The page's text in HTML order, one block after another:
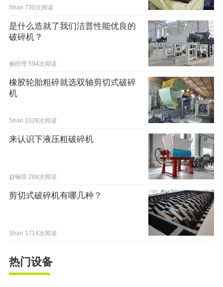
Shan 730次阅读
是什么造就了我们洁普性能优良的
破碎机？
杨经理 594次阅读
橡胶轮胎粗碎就选双轴剪切式破碎
机
Shan 1028次阅读
来认识下液压粗破碎机
赵楠琼 288次阅读
剪切式破碎机有哪几种？
Shan 1714次阅读
热门设备